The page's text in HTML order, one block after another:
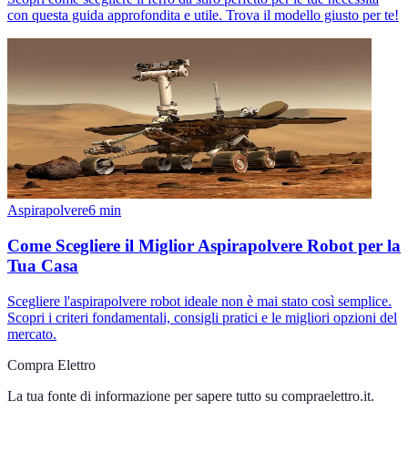
con questa guida approfondita e utile. Trova il modello giusto per te!
Aspirapolvere6 min
Come Scegliere il Miglior Aspirapolvere Robot per la
Tua Casa
Scegliere l'aspirapolvere robot ideale non è mai stato così semplice.
Scopri i criteri fondamentali, consigli pratici e le migliori opzioni del
mercato.
Compra Elettro
La tua fonte di informazione per sapere tutto su compraelettro.it.